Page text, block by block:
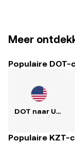
Meer
Populaire
DOT naar USD
Populaire KZT-